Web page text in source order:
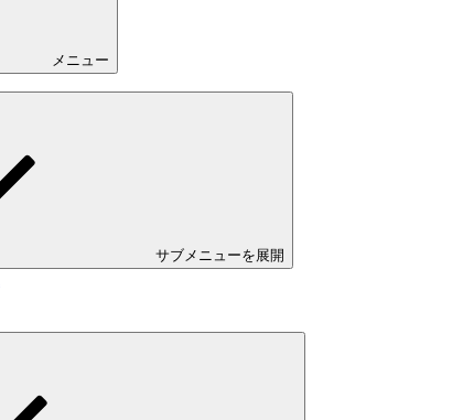
メニュー
サブメニューを展開